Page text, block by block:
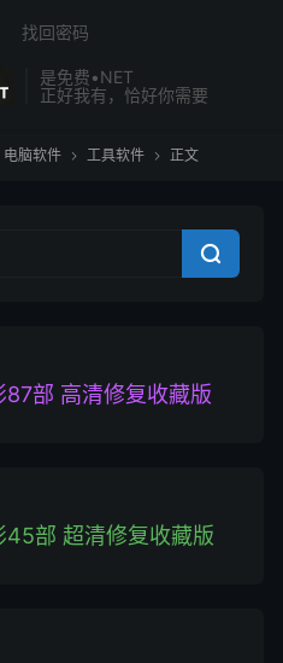
是免费•NET
正好我有，恰好你需要
找回密码
电脑软件  工具软件  正文

87部 高清修复收藏版
45部 超清修复收藏版